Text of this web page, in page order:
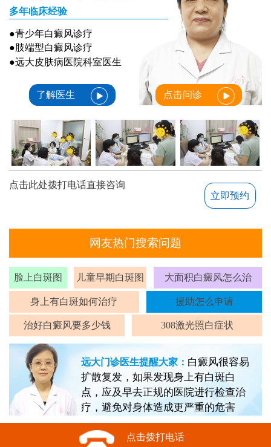
多年临床经验
●青少年白癜风诊疗
●肢端型白癜风诊疗
●远大皮肤病医院科室医生
了解医生 点击问诊
点击此处拨打电话直接咨询
立即预约
网友热门搜索问题
脸上白斑图 儿童早期白斑图 大面积白癜风怎么治
身上有白斑如何治疗 援助怎么申请
治好白癜风要多少钱 308激光照白症状
远大门诊医生提醒大家： 白癜风很容易
扩散复发，如果发现身上有白斑白
点，应及早去正规的医院进行检查治
疗，避免对身体造成更严重的危害
点击拨打电话